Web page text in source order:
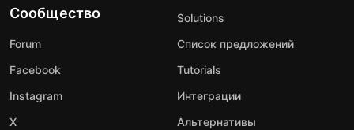
Сообщество
Forum
Facebook
Instagram
X
Solutions
Список предложений
Tutorials
Интеграции
Альтернативы